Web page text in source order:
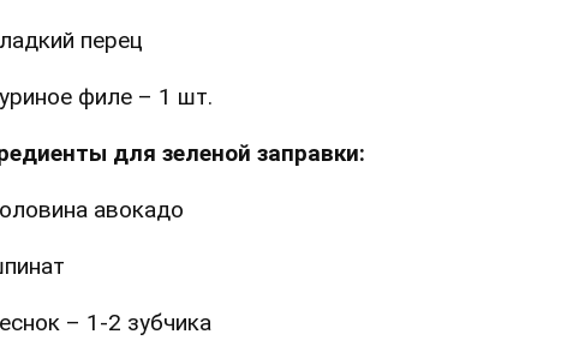
перец
филе – 1 шт.
для зеленой заправки:
авокадо
– 1-2 зубчика